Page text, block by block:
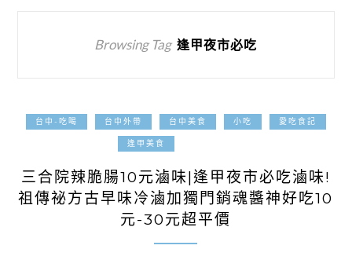
Browsing Tag 逢甲夜市必吃
台中-吃喝 台中外帶 台中美食 小吃 愛吃食記
逢甲美食
三合院辣脆腸10元滷味|逢甲夜市必吃滷味!
祖傳祕方古早味冷滷加獨門銷魂醬神好吃10
元-30元超平價